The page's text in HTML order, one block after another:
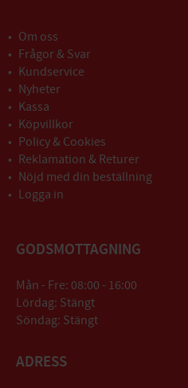
Om oss
Frågor & Svar
Kundservice
Nyheter
Kassa
Köpvillkor
Policy & Cookies
Reklamation & Returer
Nöjd med din beställning
Logga in
GODSMOTTAGNING
Mån - Fre: 08:00 - 16:00
Lördag: Stängt
Söndag: Stängt
ADRESS